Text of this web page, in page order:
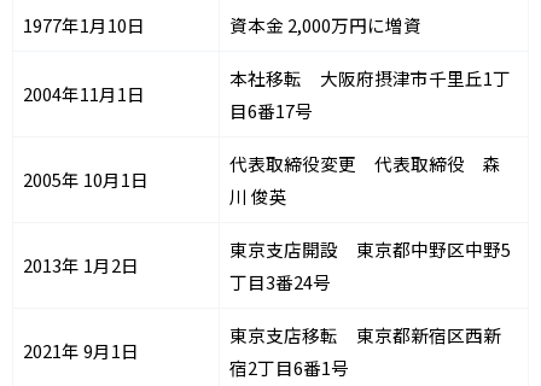
1977年1月10日 資本金 2,000万円に増資
2004年11月1日
本社移転 大阪府摂津市千里丘1丁
目6番17号
2005年 10月1日
代表取締役変更 代表取締役 森
川 俊英
2013年 1月2日
東京支店開設 東京都中野区中野5
丁目3番24号
2021年 9月1日
東京支店移転 東京都新宿区西新
宿2丁目6番1号